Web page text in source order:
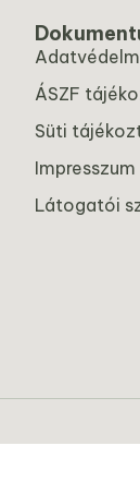
ÁSZF
Süti
Impresszum
Látogatói